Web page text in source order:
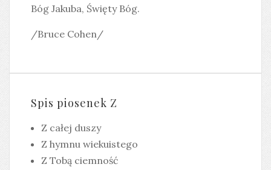
Bóg Jakuba, Święty Bóg.
/Bruce Cohen/
Spis piosenek Z
Z całej duszy
Z hymnu wiekuistego
Z Tobą ciemność